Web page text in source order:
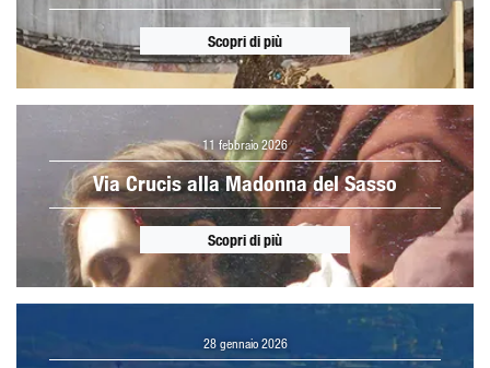
Scopri di più
11 febbraio 2026
Via Crucis alla Madonna del Sasso
Scopri di più
28 gennaio 2026